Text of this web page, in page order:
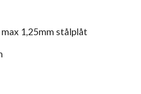
1,25mm stålplåt